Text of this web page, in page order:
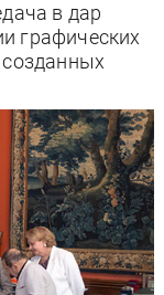
в дар
графических